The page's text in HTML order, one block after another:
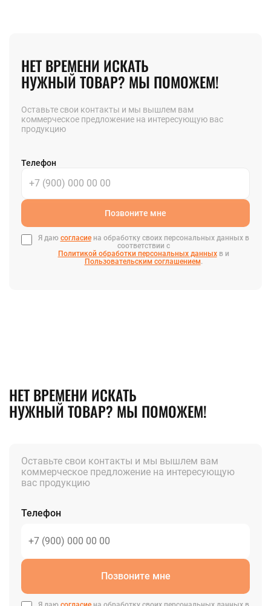
НЕТ ВРЕМЕНИ ИСКАТЬ
НУЖНЫЙ ТОВАР? МЫ ПОМОЖЕМ!
Оставьте свои контакты и мы вышлем вам
коммерческое предложение на интересующую вас
продукцию
Телефон
Позвоните мне
Я даю согласиена обработку своих персональных данных в
соответствии с
Политикой обработки персональных данныхв и
Пользовательским соглашением.
НЕТ ВРЕМЕНИ ИСКАТЬ
НУЖНЫЙ ТОВАР? МЫ ПОМОЖЕМ!
Оставьте свои контакты и мы вышлем вам
коммерческое предложение на интересующую
вас продукцию
Телефон
Позвоните мне